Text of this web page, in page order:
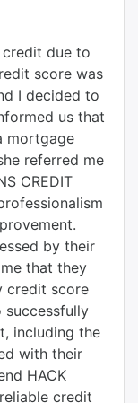
due to
score was
I decided to
us that
mortgage
referred me
CREDIT
by their
that they
credit score
successfully
including the
with their
HACK
credit